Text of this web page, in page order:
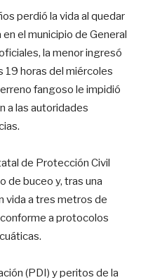
perdió la vida al quedar
el municipio de General
la menor ingresó
19 horas del miércoles
fangoso le impidió
a las autoridades
de Protección Civil
de buceo y, tras una
vida a tres metros de
a protocolos
(PDI) y peritos de la